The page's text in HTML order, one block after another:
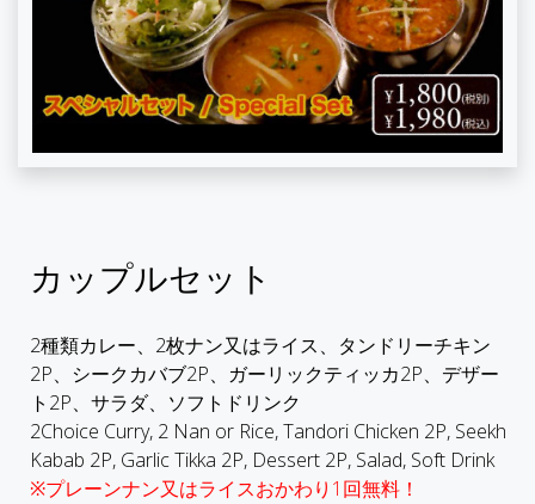
カップルセット
2種類カレー、2枚ナン又はライス、タンドリーチキン
2P、シークカバブ2P、ガーリックティッカ2P、デザー
ト2P、サラダ、ソフトドリンク
2Choice Curry, 2 Nan or Rice, Tandori Chicken 2P, Seekh
Kabab 2P, Garlic Tikka 2P, Dessert 2P, Salad, Soft Drink
※プレーンナン又はライスおかわり1回無料！